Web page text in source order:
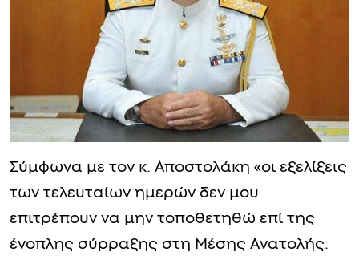
Σύμφωνα με τον κ. Αποστολάκη «οι εξελίξεις
των τελευταίων ημερών δεν μου
επιτρέπουν να μην τοποθετηθώ επί της
ένοπλης σύρραξης στη Μέσης Ανατολής.